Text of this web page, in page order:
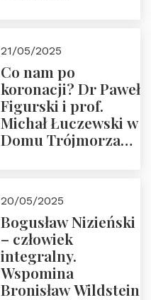
Zapraszamy do
zapisów.
21/05/2025
Co nam po
koronacji? Dr Paweł
Figurski i prof.
Michał Łuczewski w
Domu Trójmorza
20/05/2025
Bogusław Nizieński
– człowiek
integralny.
Wspomina
Bronisław Wildstein